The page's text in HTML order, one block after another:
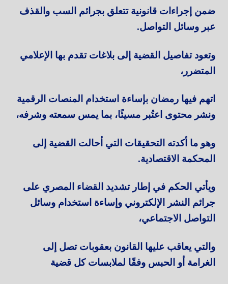
ضمن إجراءات قانونية تتعلق بجرائم السب والقذف
عبر وسائل التواصل.
وتعود تفاصيل القضية إلى بلاغات تقدم بها الإعلامي
المتضرر،
اتهم فيها رمضان بإساءة استخدام المنصات الرقمية
ونشر محتوى اعتُبر مسيئًا، بما يمس سمعته وشرفه،
وهو ما أكدته التحقيقات التي أحالت القضية إلى
المحكمة الاقتصادية.
ويأتي الحكم في إطار تشديد القضاء المصري على
جرائم النشر الإلكتروني وإساءة استخدام وسائل
التواصل الاجتماعي،
والتي يعاقب عليها القانون بعقوبات تصل إلى
الغرامة أو الحبس وفقًا لملابسات كل قضية